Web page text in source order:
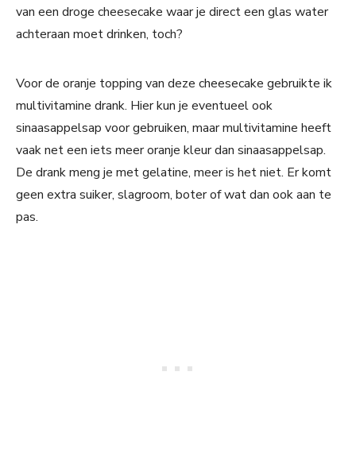
van een droge cheesecake waar je direct een glas water
achteraan moet drinken, toch?
Voor de oranje topping van deze cheesecake gebruikte ik
multivitamine drank. Hier kun je eventueel ook
sinaasappelsap voor gebruiken, maar multivitamine heeft
vaak net een iets meer oranje kleur dan sinaasappelsap.
De drank meng je met gelatine, meer is het niet. Er komt
geen extra suiker, slagroom, boter of wat dan ook aan te
pas.